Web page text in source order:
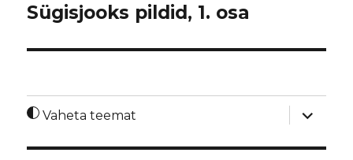
Sügisjooks pildid, 1. osa
Vaheta teemat
laienda